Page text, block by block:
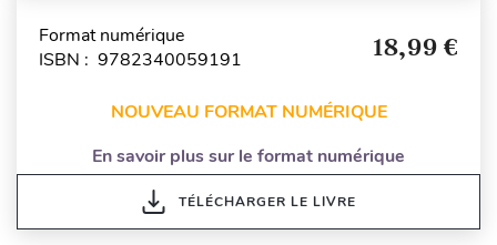
Format numérique
ISBN : 9782340059191
18,99 €
NOUVEAU FORMAT NUMÉRIQUE
En savoir plus sur le format numérique
TÉLÉCHARGER LE LIVRE